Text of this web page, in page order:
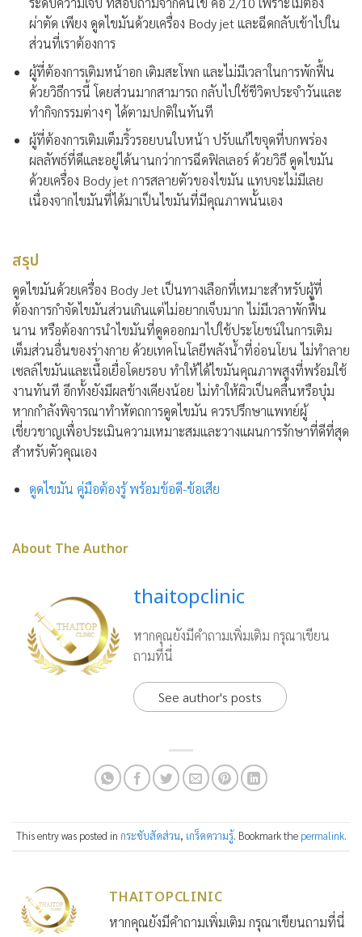
ผ่าตัด เพียง ดูดไขมันด้วยเครื่อง Body jet และฉีดกลับเข้าไปใน
ส่วนที่เราต้องการ
ผู้ที่ต้องการเติมหน้าอก เติมสะโพก และไม่มีเวลาในการพักฟื้น
ด้วยวิธีการนี้ โดยส่วนมากสามารถ กลับไปใช้ชีวิตประจำวันและ
ทำกิจกรรมต่างๆ ได้ตามปกติในทันที
ผู้ที่ต้องการเติมเต็มริ้วรอยบนใบหน้า ปรับแก้ไขจุดที่บกพร่อง
ผลลัพธ์ที่ดีและอยู่ได้นานกว่าการฉีดฟิลเลอร์ ด้วยวิธี ดูดไขมัน
ด้วยเครื่อง Body jet การสลายตัวของไขมัน แทบจะไม่มีเลย
เนื่องจากไขมันที่ได้มาเป็นไขมันที่มีคุณภาพนั้นเอง
สรุป
ดูดไขมันด้วยเครื่อง Body Jet เป็นทางเลือกที่เหมาะสำหรับผู้ที่
ต้องการกำจัดไขมันส่วนเกินแต่ไม่อยากเจ็บมาก ไม่มีเวลาพักฟื้น
นาน หรือต้องการนำไขมันที่ดูดออกมาไปใช้ประโยชน์ในการเติม
เต็มส่วนอื่นของร่างกาย ด้วยเทคโนโลยีพลังน้ำที่อ่อนโยน ไม่ทำลาย
เซลล์ไขมันและเนื้อเยื่อโดยรอบ ทำให้ได้ไขมันคุณภาพสูงที่พร้อมใช้
งานทันที อีกทั้งยังมีผลข้างเคียงน้อย ไม่ทำให้ผิวเป็นคลื่นหรือบุ๋ม
หากกำลังพิจารณาทำหัตถการดูดไขมัน ควรปรึกษาแพทย์ผู้
เชี่ยวชาญเพื่อประเมินความเหมาะสมและวางแผนการรักษาที่ดีที่สุด
สำหรับตัวคุณเอง
ดูดไขมัน คู่มือต้องรู้ พร้อมข้อดี-ข้อเสีย
About The Author
thaitopclinic
หากคุณยังมีคำถามเพิ่มเติม กรุณาเขียน
ถามที่นี่
See author's posts
This entry was posted in กระชับสัดส่วน, เกร็ดความรู้. Bookmark the permalink.
THAITOPCLINIC
หากคุณยังมีคำถามเพิ่มเติม กรุณาเขียนถามที่นี่